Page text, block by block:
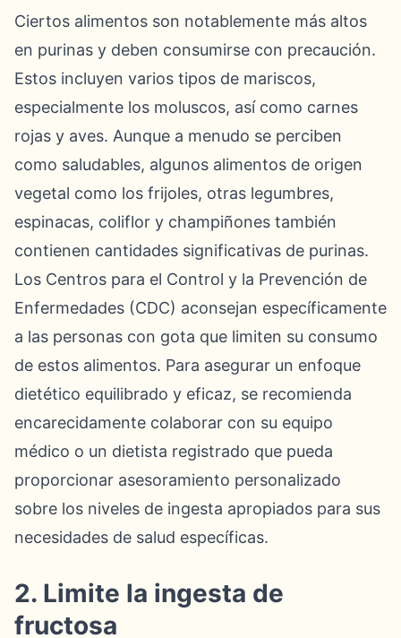
Ciertos alimentos son notablemente más altos
en purinas y deben consumirse con precaución.
Estos incluyen varios tipos de mariscos,
especialmente los moluscos, así como carnes
rojas y aves. Aunque a menudo se perciben
como saludables, algunos alimentos de origen
vegetal como los frijoles, otras legumbres,
espinacas, coliflor y champiñones también
contienen cantidades significativas de purinas.
Los Centros para el Control y la Prevención de
Enfermedades (CDC) aconsejan específicamente
a las personas con gota que limiten su consumo
de estos alimentos. Para asegurar un enfoque
dietético equilibrado y eficaz, se recomienda
encarecidamente colaborar con su equipo
médico o un dietista registrado que pueda
proporcionar asesoramiento personalizado
sobre los niveles de ingesta apropiados para sus
necesidades de salud específicas.
2. Limite la ingesta de
fructosa